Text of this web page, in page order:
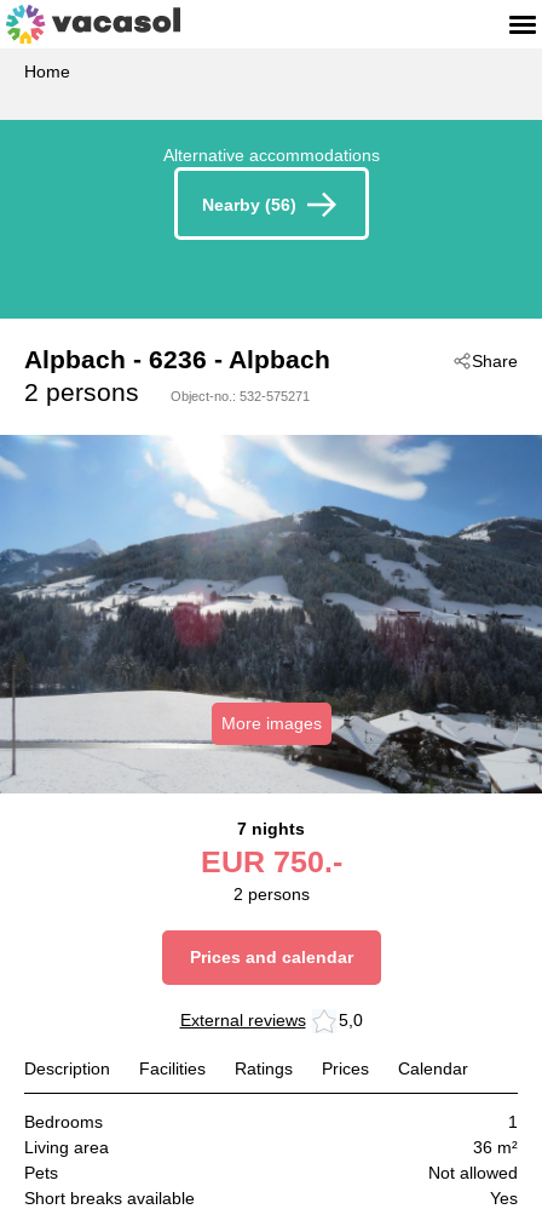
Home
Alternative accommodations
Nearby (56)
Share
Alpbach - 6236 - Alpbach
2 persons
Object-no.: 532-575271
More images
7 nights
EUR 750.-
2 persons
Prices and calendar
External reviews 5,0
Description Facilities Ratings Prices Calendar
Bedrooms
1
Living area
36 m²
Pets
Not allowed
Short breaks available
Yes